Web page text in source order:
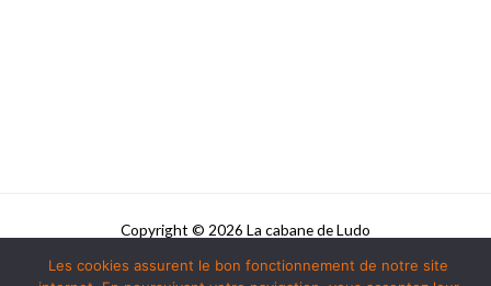
Copyright © 2026 La cabane de Ludo
Powered by La cabane de Ludo
Les cookies assurent le bon fonctionnement de notre site